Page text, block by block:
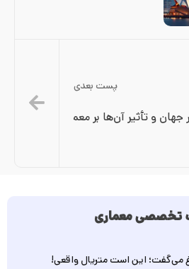
پست بعدی
و تأثیر آن‌ها بر معماری مدرن
تخصصی معماری
می‌گفت؛ این است متریال واقعی!